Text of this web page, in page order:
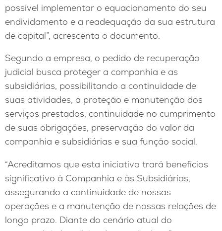
possível implementar o equacionamento do seu
endividamento e a readequação da sua estrutura
de capital”, acrescenta o documento.
Segundo a empresa, o pedido de recuperação
judicial busca proteger a companhia e as
subsidiárias, possibilitando a continuidade de
suas atividades, a proteção e manutenção dos
serviços prestados, continuidade no cumprimento
de suas obrigações, preservação do valor da
companhia e subsidiárias e sua função social.
“Acreditamos que esta iniciativa trará benefícios
significativo à Companhia e às Subsidiárias,
assegurando a continuidade de nossas
operações e a manutenção de nossas relações de
longo prazo. Diante do cenário atual do